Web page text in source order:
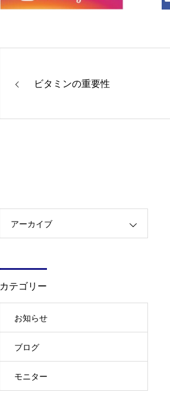
ビタミンの重要性
アーカイブ
カテゴリー
お知らせ
ブログ
モニター